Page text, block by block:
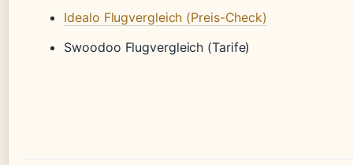
Idealo Flugvergleich (Preis-Check)
Swoodoo Flugvergleich (Tarife)